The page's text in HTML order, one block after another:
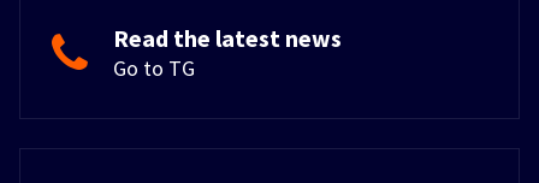
Read the latest news
Go to TG